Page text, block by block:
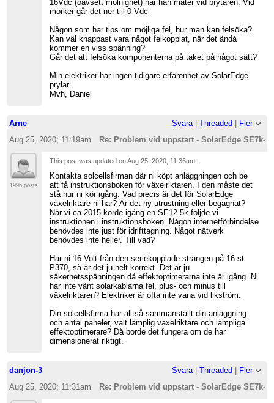
16Vdc (oavsett molnighet) när han mäter vid brytaren. Vid
mörker går det ner till 0 Vdc
Någon som har tips om möjliga fel, hur man kan felsöka?
Kan väl knappast vara något felkopplat, när det ändå
kommer en viss spänning?
Går det att felsöka komponenterna på taket på något sätt?
Min elektriker har ingen tidigare erfarenhet av SolarEdge
prylar.
Mvh, Daniel
Arne Svara| Threaded
Fler
Aug 25, 2020; 11:19am
Re: Problem vid uppstart - SolarEdge SE7k-
1996 posts
This post was updated onAug 25, 2020; 11:36am
Kontakta solcellsfirman där ni köpt anläggningen och be
att få instruktionsboken för växelriktaren. I den måste det
stå hur ni kör igång. Vad precis är det för SolarEdge
växelriktare ni har? Är det ny utrustning eller begagnat?
När vi ca 2015 körde igång en SE12.5k följde vi
instruktionen i instruktionsboken. Någon internetförbindelse
behövdes inte just för idrifttagning. Något nätverk
behövdes inte heller. Till vad?
Har ni 16 Volt från den seriekopplade strängen på 16 st
P370, så är det ju helt korrekt. Det är ju
säkerhetsspänningen då effektoptimerarna inte är igång. Ni
har inte vänt solarkablarna fel, plus- och minus till
växelriktaren? Elektriker är ofta inte vana vid likström.
Din solcellsfirma har alltså sammanställt din anläggning
och antal paneler, valt lämplig växelriktare och lämpliga
effektoptimerare? Då borde det fungera om de har
dimensionerat riktigt.
danjon-3 Svara| Threaded
Fler
Aug 25, 2020; 11:31am
Re: Problem vid uppstart - SolarEdge SE7k-